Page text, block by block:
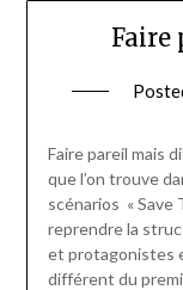
Faire
Faire pareil mais
que l’on trouve
scénarios « Save
reprendre la
et protagonistes
différent du